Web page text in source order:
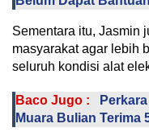
Sementara itu, Jasmin
masyarakat agar lebih
seluruh kondisi alat
Baco Jugo :
Muara Bulian Terima